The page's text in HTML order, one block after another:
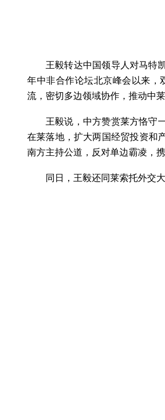
王毅转达中国领导人对马特
年中非合作论坛北京峰会以来，
流，密切多边领域协作，推动中
王毅说，中方赞赏莱方恪守
在莱落地，扩大两国经贸投资和
南方主持公道，反对单边霸凌，
同日，王毅还同莱索托外交